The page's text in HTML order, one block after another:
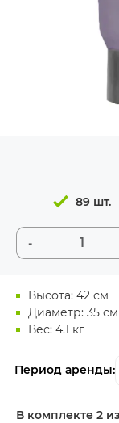
Высота: 42 см
Диаметр: 35 см
Вес: 4.1 кг
Период аренды:
-
89 шт.
В комплекте 2